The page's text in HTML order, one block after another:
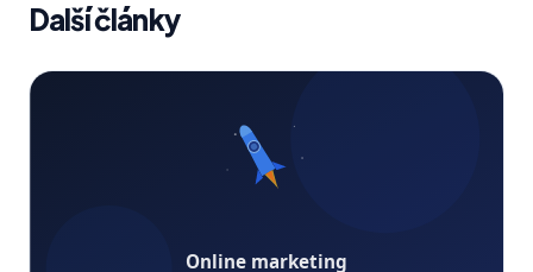
Další články